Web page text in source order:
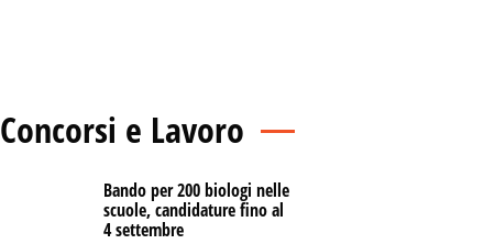
Concorsi e Lavoro
Bando per 200 biologi nelle
scuole, candidature fino al
4 settembre